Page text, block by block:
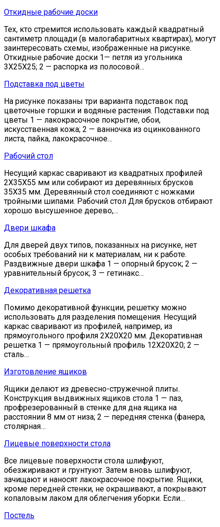
Откидные рабочие доски
Тех, кто стремится использовать каждый квадратный
сантиметр площади (в малогабаритных квартирах), могут
заинтересовать схемы, изображенные на рисунке.
Откидные рабочие доски 1— петля из угольника
3X25X25; 2 — распорка из полосовой…
Подставка под цветы
На рисунке показаны три варианта подставок под
цветочные горшки и водяные растения. Подставки под
цветы 1 — лакокрасочное покрытие, обои,
искусственная кожа; 2 — ванночка из оцинкованного
листа, пайка, лакокрасочное…
Рабочий стол
Несущий каркас сваривают из квадратных профилей
2Х35Х55 мм или собирают из деревянных брусков
35Х35 мм. Деревянный стол соединяют с ножками
тройными шипами. Рабочий стол Для брусков отбирают
хорошо высушенное дерево,…
Двери шкафа
Для дверей двух типов, показанных на рисунке, нет
особых требований ни к материалам, ни к работе.
Раздвижные двери шкафа 1 — опорный брусок; 2 —
уравнительный брусок; 3 — гетинакс…
Декоративная решетка
Помимо декоративной функции, решетку можно
использовать для разделения помещения. Несущий
каркас сваривают из профилей, например, из
прямоугольного профиля 2Х20Х20 мм. Декоративная
решетка 1 — прямоугольный профиль 12X20X20; 2 —
сталь…
Изготовление ящиков
Ящики делают из древесно-стружечной плиты.
Конструкция выдвижных ящиков стола 1 — паз,
профрезерованный в стенке для дна ящика на
расстоянии 8 мм от низа; 2 — передняя стенка (фанера,
столярная…
Лицевые поверхности стола
Все лицевые поверхности стола шлифуют,
обезжиривают и грунтуют. Затем вновь шлифуют,
зачищают и наносят лакокрасочное покрытие. Ящики,
кроме передней стенки, не окрашивают, а покрывают
копаловым лаком для облегчения уборки. Если…
Постель